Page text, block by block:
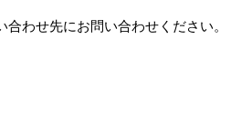
わせ先にお問い合わせください。